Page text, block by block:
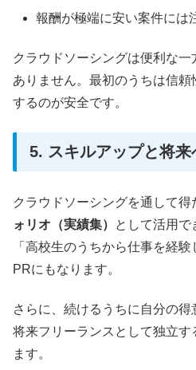
報酬が極端に安い案件には
クラウドソーシングは便利な
ありません。最初のうちは信頼
するのが安全です。
5. スキルアップと将
クラウドソーシングを通して
ォリオ（実績集）
として活用で
「高校生のうちから仕事を経
PRにもなります。
さらに、続けるうちに自分の得
将来フリーランスとして独立す
ます。